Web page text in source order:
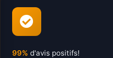
99% d'avis positifs!